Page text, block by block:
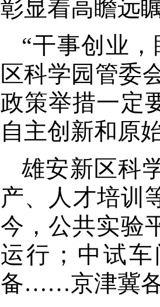
彰显着高瞻远
“干事创业
区科学园管委
政策举措一定
自主创新和原
雄安新区科
产、人才培训
今，公共实验
运行；中试
备……京津冀各